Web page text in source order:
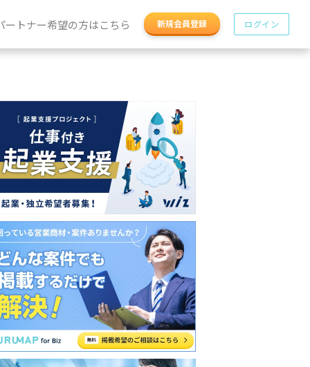
ートナー希望の方はこちら 新規会員登録 ログイン